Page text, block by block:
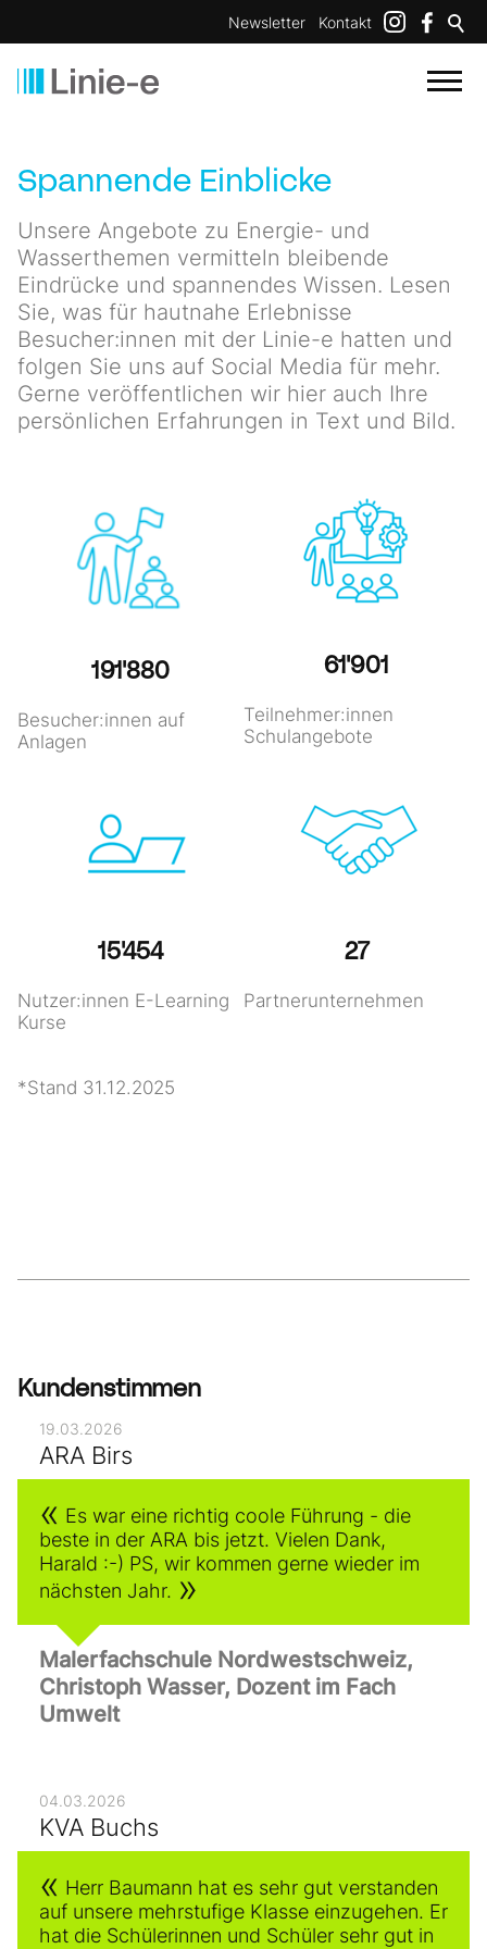
Newsletter Kontakt
Spannende Einblicke
Unsere Angebote zu Energie- und
Wasserthemen vermitteln bleibende
Eindrücke und spannendes Wissen. Lesen
Sie, was für hautnahe Erlebnisse
Besucher:innen mit der Linie-e hatten und
folgen Sie uns auf Social Media für mehr.
Gerne veröffentlichen wir hier auch Ihre
persönlichen Erfahrungen in Text und Bild.
192'656
Besucher:innen auf
Anlagen
62'151
Teilnehmer:innen
Schulangebote
15'517
Nutzer:innen E-Learning
Kurse
27
Partnerunternehmen
*Stand 31.12.2025
Kundenstimmen
19.03.2026
ARA Birs
Es war eine richtig coole Führung - die
beste in der ARA bis jetzt. Vielen Dank,
Harald :-) PS, wir kommen gerne wieder im
nächsten Jahr.
Malerfachschule Nordwestschweiz,
Christoph Wasser, Dozent im Fach
Umwelt
04.03.2026
KVA Buchs
Herr Baumann hat es sehr gut verstanden
auf unsere mehrstufige Klasse einzugehen. Er
hat die Schülerinnen und Schüler sehr gut in